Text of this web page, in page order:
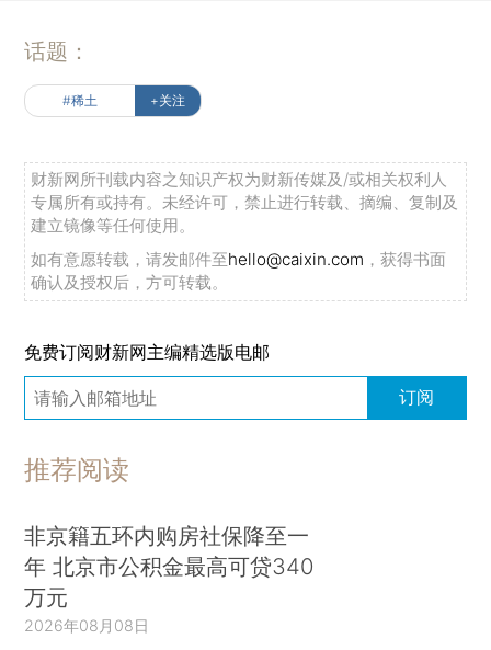
话题：
#稀土 +关注
财新网所刊载内容之知识产权为财新传媒及/或相关权利人
专属所有或持有。未经许可，禁止进行转载、摘编、复制及
建立镜像等任何使用。
如有意愿转载，请发邮件至hello@caixin.com ，获得书面
确认及授权后，方可转载。
免费订阅财新网主编精选版电邮
订阅
推荐阅读
非京籍五环内购房社保降至一
年 北京市公积金最高可贷340
万元
2026年08月08日